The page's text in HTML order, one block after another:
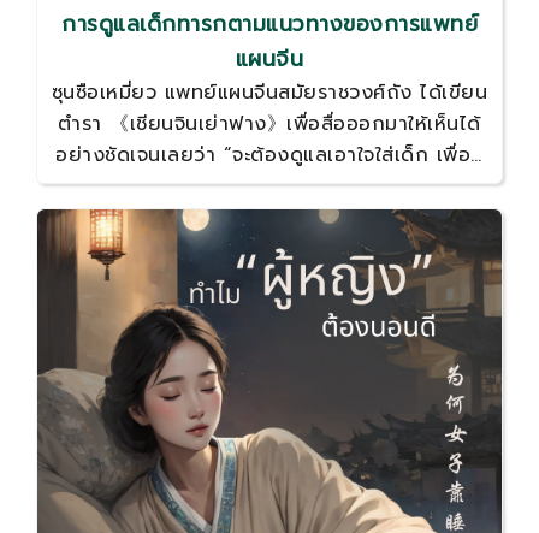
การดูแลเด็กทารกตามแนวทางของการแพทย์
แผนจีน
ซุนซือเหมี่ยว แพทย์แผนจีนสมัยราชวงศ์ถัง ได้เขียน
ตำรา 《เชียนจินเย่าฟาง》เพื่อสื่อออกมาให้เห็นได้
อย่างชัดเจนเลยว่า “จะต้องดูแลเอาใจใส่เด็ก เพื่อที่
เขาจะได้เติบโตมาเป็นผู้ใหญ่ที่สุขภาพดีและมี
คุณภาพ”